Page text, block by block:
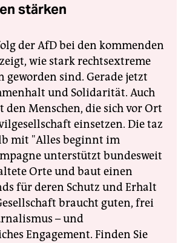
stärken
der AfD bei den kommenden
wie stark rechtsextreme
geworden sind. Gerade jetzt
und Solidarität. Auch
Menschen, die sich vor Ort
einsetzen. Die taz
mit "Alles beginnt im
unterstützt bundesweit
Orte und baut einen
für deren Schutz und Erhalt
braucht guten, frei
– und
Engagement. Finden Sie